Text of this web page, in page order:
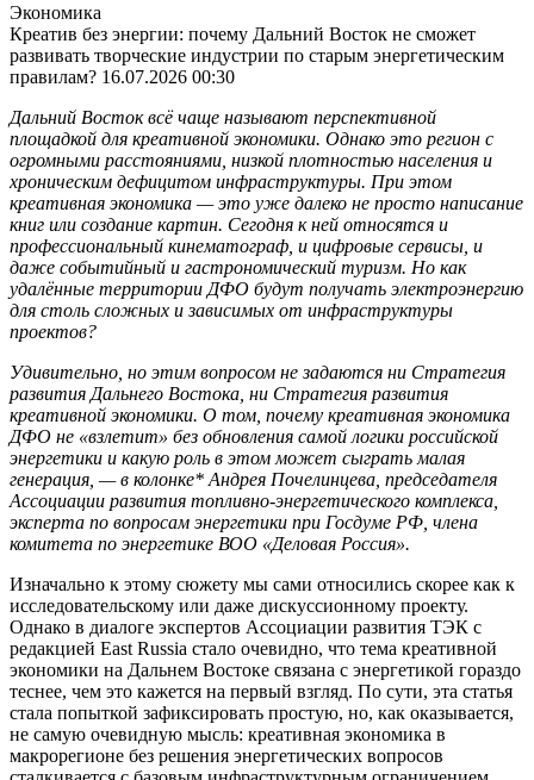
Экономика
Креатив без энергии: почему Дальний Восток не сможет
развивать творческие индустрии по старым энергетическим
правилам? 16.07.2026 00:30
Дальний Восток всё чаще называют перспективной
площадкой для креативной экономики. Однако это регион с
огромными расстояниями, низкой плотностью населения и
хроническим дефицитом инфраструктуры. При этом
креативная экономика — это уже далеко не просто написание
книг или создание картин. Сегодня к ней относятся и
профессиональный кинематограф, и цифровые сервисы, и
даже событийный и гастрономический туризм. Но как
удалённые территории ДФО будут получать электроэнергию
для столь сложных и зависимых от инфраструктуры
проектов?
Удивительно, но этим вопросом не задаются ни Стратегия
развития Дальнего Востока, ни Стратегия развития
креативной экономики. О том, почему креативная экономика
ДФО не «взлетит» без обновления самой логики российской
энергетики и какую роль в этом может сыграть малая
генерация, — в колонке* Андрея Почелинцева, председателя
Ассоциации развития топливно-энергетического комплекса,
эксперта по вопросам энергетики при Госдуме РФ, члена
комитета по энергетике ВОО «Деловая Россия».
Изначально к этому сюжету мы сами относились скорее как к
исследовательскому или даже дискуссионному проекту.
Однако в диалоге экспертов Ассоциации развития ТЭК с
редакцией East Russia стало очевидно, что тема креативной
экономики на Дальнем Востоке связана с энергетикой гораздо
теснее, чем это кажется на первый взгляд. По сути, эта статья
стала попыткой зафиксировать простую, но, как оказывается,
не самую очевидную мысль: креативная экономика в
макрорегионе без решения энергетических вопросов